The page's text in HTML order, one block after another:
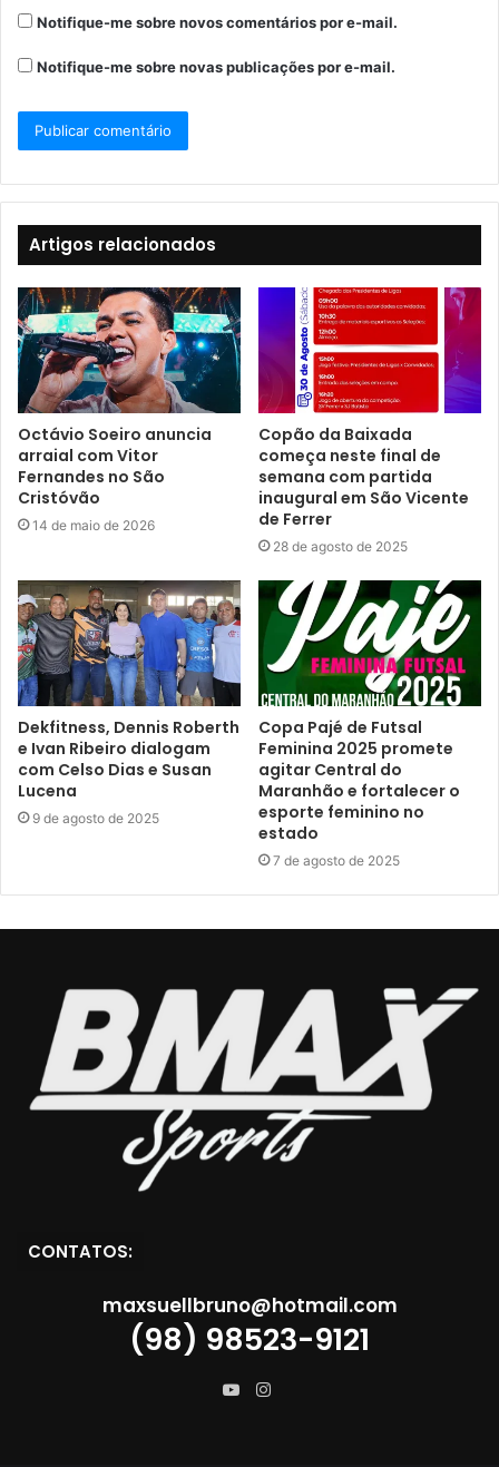
Notifique-me sobre novos comentários por e-mail.
Notifique-me sobre novas publicações por e-mail.
Artigos relacionados
Octávio Soeiro anuncia
arraial com Vitor
Fernandes no São
Cristóvão
14 de maio de 2026
Copão da Baixada
começa neste final de
semana com partida
inaugural em São Vicente
de Ferrer
28 de agosto de 2025
Dekfitness, Dennis Roberth
e Ivan Ribeiro dialogam
com Celso Dias e Susan
Lucena
9 de agosto de 2025
Copa Pajé de Futsal
Feminina 2025 promete
agitar Central do
Maranhão e fortalecer o
esporte feminino no
estado
7 de agosto de 2025
CONTATOS:
maxsuellbruno@hotmail.com
(98) 98523-9121
Instagram